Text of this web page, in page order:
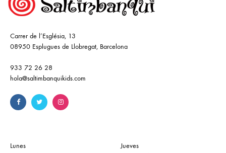
Carrer de l’Església, 13
08950 Esplugues de Llobregat, Barcelona
933 72 26 28
hola@saltimbanquikids.com
Lunes
Jueves